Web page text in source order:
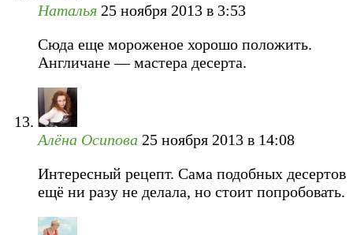
Наталья 25 ноября 2013 в 3:53
Сюда еще мороженое хорошо положить.
Англичане — мастера десерта.
Алёна Осипова 25 ноября 2013 в 14:08
Интересный рецепт. Сама подобных десертов
ещё ни разу не делала, но стоит попробовать.